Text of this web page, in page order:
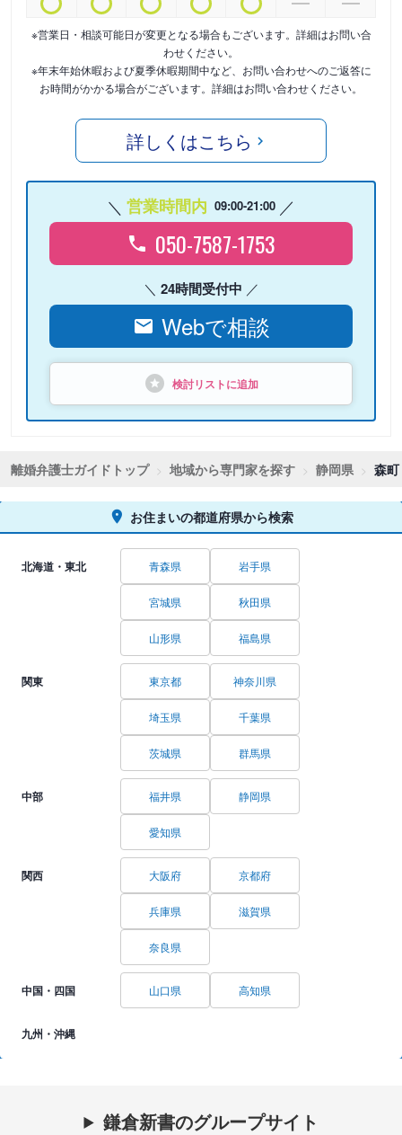
※営業日・相談可能日が変更となる場合もございます。詳細はお問い合
わせください。
※年末年始休暇および夏季休暇期間中など、お問い合わせへのご返答に
お時間がかかる場合がございます。詳細はお問い合わせください。
詳しくはこちら
営業時間内 09:00-21:00
050-7587-1753
24時間受付中
Webで相談
検討リストに追加
離婚弁護士ガイドトップ 地域から専門家を探す 静岡県 森町
お住まいの都道府県から検索
北海道・東北 青森県 岩手県
宮城県 秋田県
山形県 福島県
関東 東京都 神奈川県
埼玉県 千葉県
茨城県 群馬県
中部 福井県 静岡県
愛知県
関西 大阪府 京都府
兵庫県 滋賀県
奈良県
中国・四国 山口県 高知県
九州・沖縄
鎌倉新書のグループサイト